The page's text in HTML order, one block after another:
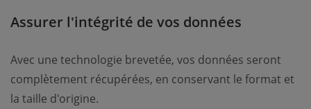
Assurer l'intégrité de vos données
Avec une technologie brevetée, vos données seront
complètement récupérées, en conservant le format et
la taille d'origine.